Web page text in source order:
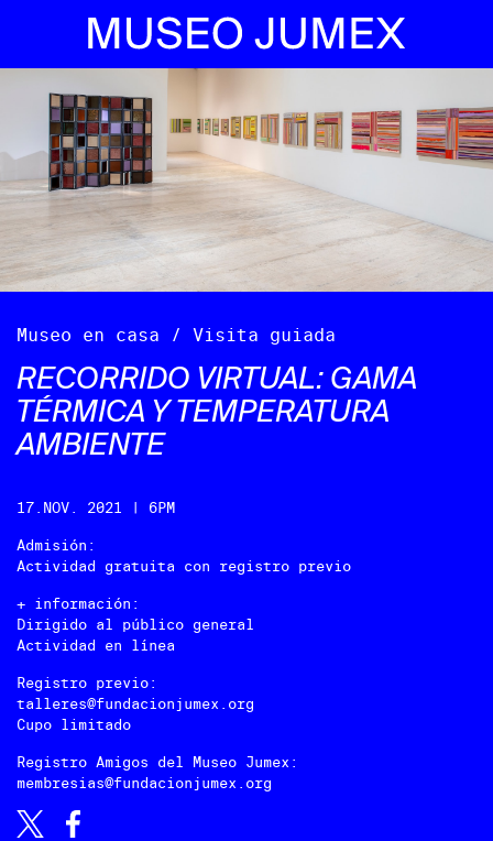
Museo en casa / Visita guiada
RECORRIDO VIRTUAL: GAMA
TÉRMICA Y TEMPERATURA
AMBIENTE
17.NOV. 2021 | 6PM
Admisión:
Actividad gratuita con registro previo
+ información:
Dirigido al público general
Actividad en línea
Registro previo:
talleres@fundacionjumex.org
Cupo limitado
Registro Amigos del Museo Jumex:
membresias@fundacionjumex.org